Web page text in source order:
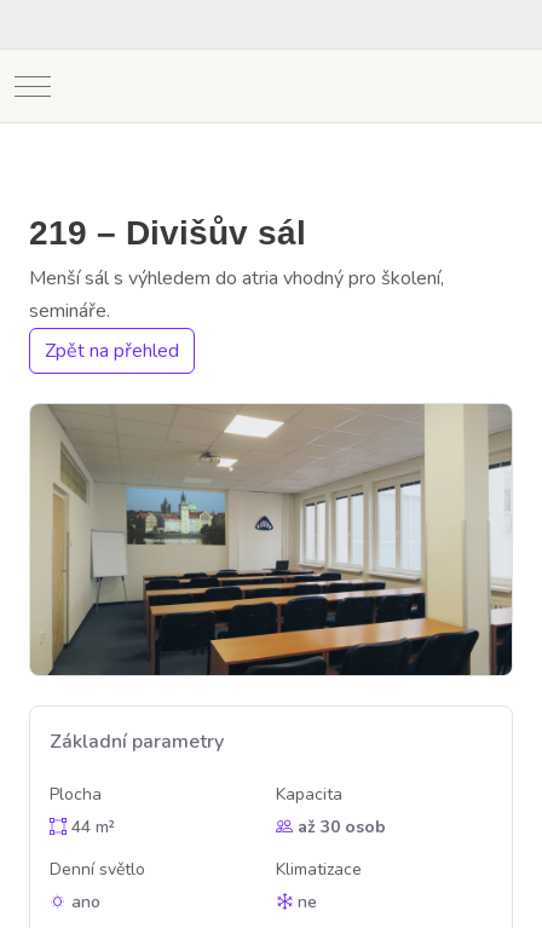
Mobile Menu Toggle
219 – Divišův sál
Menší sál s výhledem do atria vhodný pro školení,
semináře.
Zpět na přehled
Základní parametry
Plocha
44 m²
Kapacita
až 30 osob
Denní světlo
ano
Klimatizace
ne